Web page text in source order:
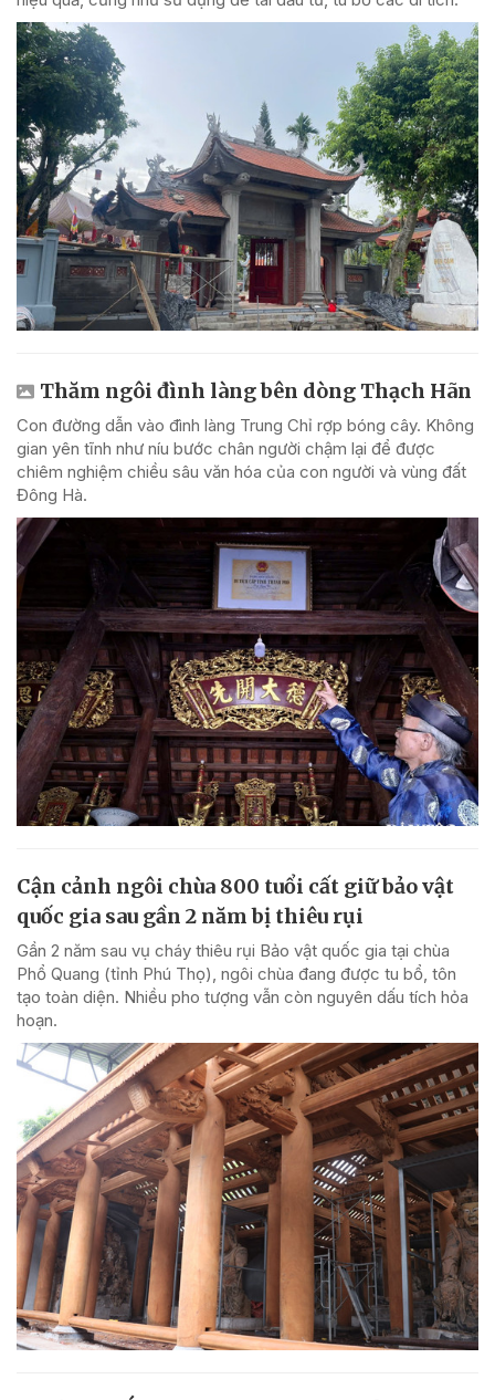
Thăm ngôi đình làng bên dòng Thạch Hãn
Con đường dẫn vào đình làng Trung Chỉ rợp bóng cây. Không
gian yên tĩnh như níu bước chân người chậm lại để được
chiêm nghiệm chiều sâu văn hóa của con người và vùng đất
Đông Hà.
Cận cảnh ngôi chùa 800 tuổi cất giữ bảo vật
quốc gia sau gần 2 năm bị thiêu rụi
Gần 2 năm sau vụ cháy thiêu rụi Bảo vật quốc gia tại chùa
Phổ Quang (tỉnh Phú Thọ), ngôi chùa đang được tu bổ, tôn
tạo toàn diện. Nhiều pho tượng vẫn còn nguyên dấu tích hỏa
hoạn.